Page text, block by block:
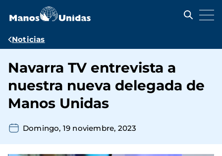
contenido
Ruta
navegación
Noticias
Navarra TV entrevista a
nuestra nueva delegada de
Manos Unidas
Domingo, 19 noviembre, 2023